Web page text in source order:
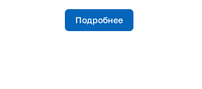
Подробнее